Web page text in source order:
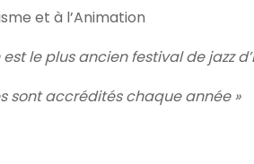
et à l’Animation
est le plus ancien festival de jazz
sont accrédités chaque année »